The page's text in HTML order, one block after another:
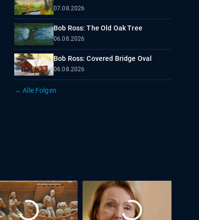
07.08.2026
Bob Ross: The Old Oak Tree
06.08.2026
Bob Ross: Covered Bridge Oval
06.08.2026
→ Alle Folgen